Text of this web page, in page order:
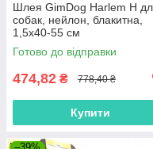
Шлея GimDog Harlem H
собак, нейлон, блакитна,
1,5х40-55 см
Готово до відправки
474,82 ₴ 778,40 ₴
Купити